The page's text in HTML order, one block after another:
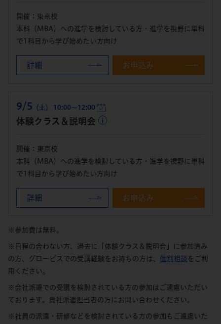
開催：東京校
本科（MBA）への進学を検討している方・進学を視野に単科
で1科目から学び始めたい方向け
詳細 お申込み
9/5 （土） 10:00～12:00
体験クラス＆説明会
開催：東京校
本科（MBA）への進学を検討している方・進学を視野に単科
で1科目から学び始めたい方向け
詳細 お申込み
※参加費は無料。
※日程の合わない方、過去に「体験クラス＆説明会」に参加済み
の方、グロービスでの受講経験をお持ちの方は、 個別相談 をご利
用ください。
※会社派遣での受講を検討されている方の参加はご遠慮いただい
ております。貴社派遣担当者の方にお問い合わせください。
※社員の派遣・研修などを検討されている方の参加もご遠慮いた